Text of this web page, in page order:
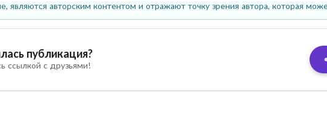
являются авторским контентом и отражают точку зрения автора, которая
публикация?
ссылкой с друзьями!